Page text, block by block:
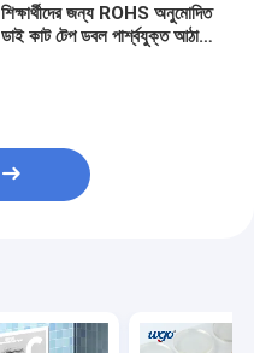
শিক্ষার্থীদের জন্য ROHS অনুমোদিত
ডাই কাট টেপ ডবল পার্শ্বযুক্ত আঠালো